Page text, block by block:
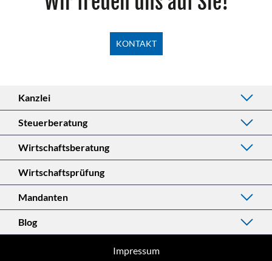
KONTAKT
Kanzlei
Steuerberatung
Wirtschaftsberatung
Wirtschaftsprüfung
Mandanten
Blog
Impressum